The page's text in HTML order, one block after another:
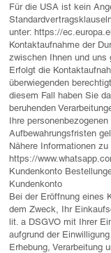
Für die USA ist kein
unter: https://
Kontaktaufnahme der
zwischen Ihnen und uns
Erfolgt die
überwiegenden
diesem Fall haben Sie
beruhenden
Ihre
Aufbewahrungsfristen
Nähere Informationen
https://
Kundenkonto
Kundenkonto
Bei der Eröffnung eines
dem Zweck, Ihr
lit. a DSGVO mit Ihrer
aufgrund der
Erhebung, Verarbeitung